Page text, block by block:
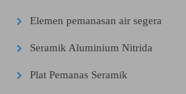
Elemen pemanasan air segera
Seramik Aluminium Nitrida
Plat Pemanas Seramik